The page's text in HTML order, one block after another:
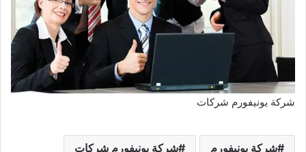
شركة يونيفورم شركات
شركة يونيفورم شركة يونيفورم شركات